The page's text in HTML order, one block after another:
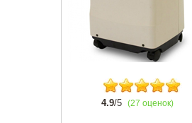
4.9/5 (27 оценок)